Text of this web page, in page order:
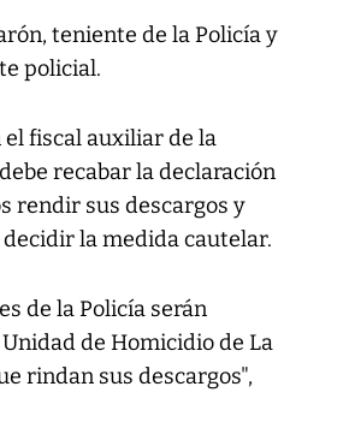
teniente de la Policía y
policial.
el fiscal auxiliar de la
recabar la declaración
rendir sus descargos y
la medida cautelar.
de la Policía serán
de Homicidio de La
rindan sus descargos",